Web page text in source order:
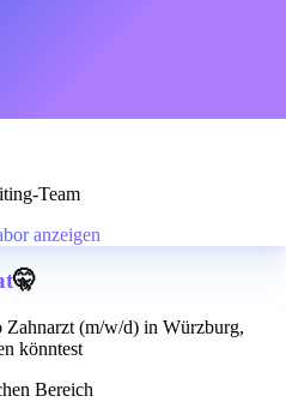
Team
anzeigen
🤫
Zahnarzt (m/w/d) in Würzburg,
könntest
Bereich